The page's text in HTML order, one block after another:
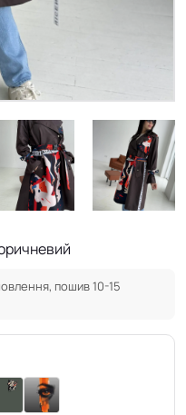
пошив 10-15